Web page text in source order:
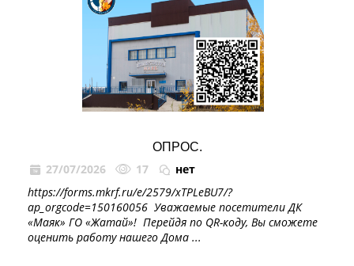
ОПРОС.
27/07/2026 17
нет
https://forms.mkrf.ru/e/2579/xTPLeBU7/?
ap_orgcode=150160056 ⁣ Уважаемые посетители ДК
«Маяк» ГО «Жатай»! ⁣ Перейдя по QR-коду, Вы сможете
оценить работу нашего Дома ...